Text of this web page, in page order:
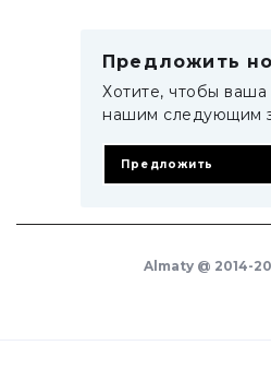
Предложить
Хотите, чтобы ваша
нашим следующим
Предложить
Almaty @ 2014-